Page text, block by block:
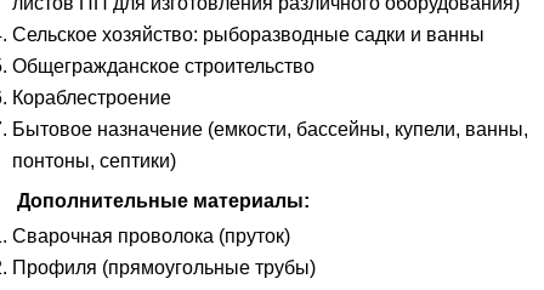
Сельское хозяйство: рыборазводные садки и ванны
Общегражданское строительство
Кораблестроение
Бытовое назначение (емкости, бассейны, купели, ванны,
понтоны, септики)
Дополнительные материалы:
Сварочная проволока (пруток)
Профиля (прямоугольные трубы)